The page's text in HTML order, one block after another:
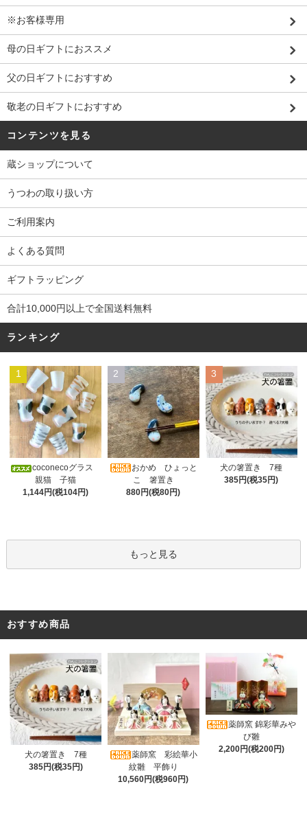
※お客様専用
母の日ギフトにおススメ
父の日ギフトにおすすめ
敬老の日ギフトにおすすめ
コンテンツを見る
蔵ショップについて
うつわの取り扱い方
ご利用案内
よくある質問
ギフトラッピング
合計10,000円以上で全国送料無料
ランキング
1
coconecoグラス
親猫 子猫
1,144円(税104円)
2
おかめ ひょっと
こ 箸置き
880円(税80円)
3
犬の箸置き 7種
385円(税35円)
もっと見る
おすすめ商品
犬の箸置き 7種
385円(税35円)
薬師窯 彩絵華小
紋雛 平飾り
10,560円(税960円)
薬師窯 錦彩華みや
び雛
2,200円(税200円)